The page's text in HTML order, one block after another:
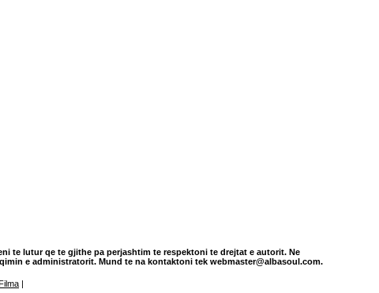
te lutur qe te gjithe pa perjashtim te respektoni te drejtat e autorit. Ne
e administratorit. Mund te na kontaktoni tek webmaster@albasoul.com.
|